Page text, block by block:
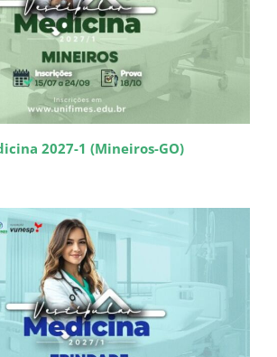
2027-1 (Mineiros-GO)